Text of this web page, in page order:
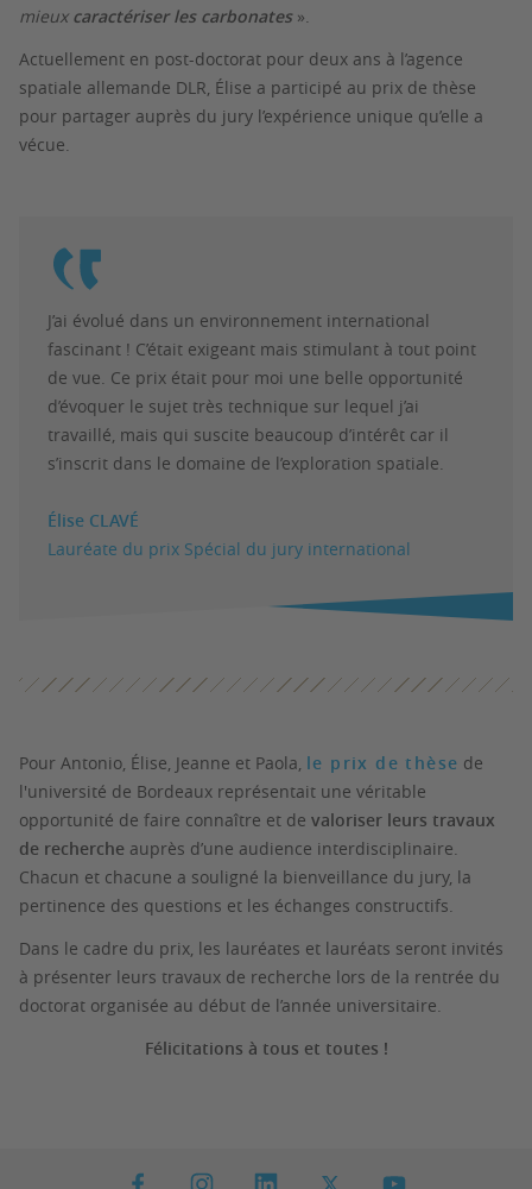
mieux caractériser les carbonates».
Actuellement en post-doctorat pour deux ans à l’agence
spatiale allemande DLR, Élise a participé au prix de thèse
pour partager auprès du jury l’expérience unique qu’elle a
vécue.
J’ai évolué dans un environnement international
fascinant ! C’était exigeant mais stimulant à tout point
de vue. Ce prix était pour moi une belle opportunité
d’évoquer le sujet très technique sur lequel j’ai
travaillé, mais qui suscite beaucoup d’intérêt car il
s’inscrit dans le domaine de l’exploration spatiale.
Élise CLAVÉ
Lauréate du prix Spécial du jury international
Pour Antonio, Élise, Jeanne et Paola, le prix de thèse de
l'université de Bordeaux représentait une véritable
opportunité de faire connaître et de valoriser leurs travaux
de recherche auprès d’une audience interdisciplinaire.
Chacun et chacune a souligné la bienveillance du jury, la
pertinence des questions et les échanges constructifs.
Dans le cadre du prix, les lauréates et lauréats seront invités
à présenter leurs travaux de recherche lors de la rentrée du
doctorat organisée au début de l’année universitaire.
Félicitations à tous et toutes !